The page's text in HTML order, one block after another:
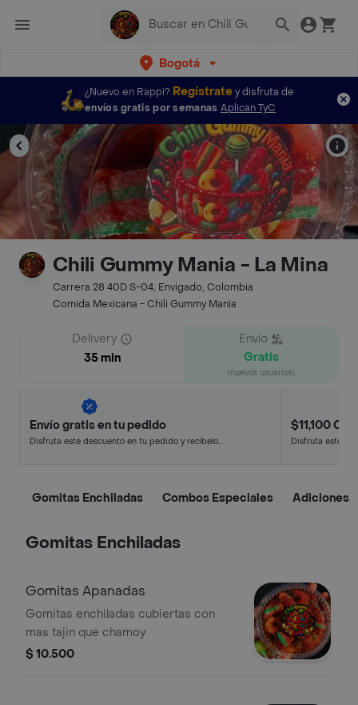
Bogotá
¿Nuevo en Rappi? Regístratey disfruta de
envíos gratis por semanas Aplican TyC
Chili Gummy Mania - La Mina
Carrera 28 40D S-04, Envigado, Colombia
Comida Mexicana - Chili Gummy Mania
Delivery
35 min
Envío
Gratis
(nuevos usuarios)
Envío gratis en tu pedido
Disfruta este descuento en tu pedido y recíbelo
$11,100 Off
Disfruta este
Gomitas Enchiladas Combos Especiales Adiciones
Gomitas Enchiladas
Gomitas Apanadas
Gomitas enchiladas cubiertas con
mas tajin que chamoy
$ 10.500